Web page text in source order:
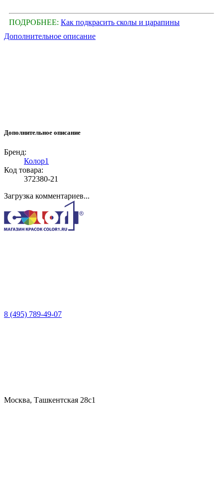
ПОДРОБНЕЕ: Как подкрасить сколы и царапины
Дополнительное описание
Дополнительное описание
Бренд:
Колор1
Код товара:
372380-21
Загрузка комментариев...
8 (495) 789-49-07
Москва, Ташкентская 28с1